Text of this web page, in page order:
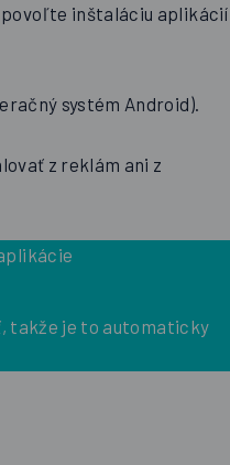
povoľte inštaláciu aplikácií
systém Android).
z reklám ani z
takže je to automaticky